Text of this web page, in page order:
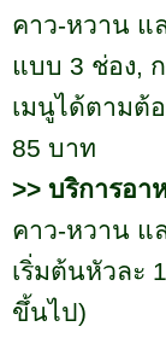
คาว-หวาน แ
แบบ 3 ช่อง,
เมนูได้ตามต้
85 บาท
>> บริการอา
คาว-หวาน แ
เริ่มต้นหัวละ
ขึ้นไป)